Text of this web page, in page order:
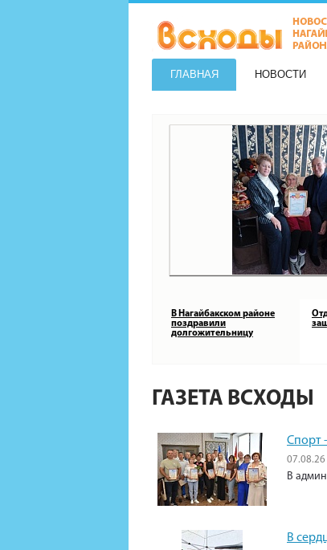
ГЛАВНАЯ НОВОСТИ
В Нагайбакском районе
поздравили
долгожительницу
ГАЗЕТА ВСХОДЫ
Спорт
07.08.26
В
В